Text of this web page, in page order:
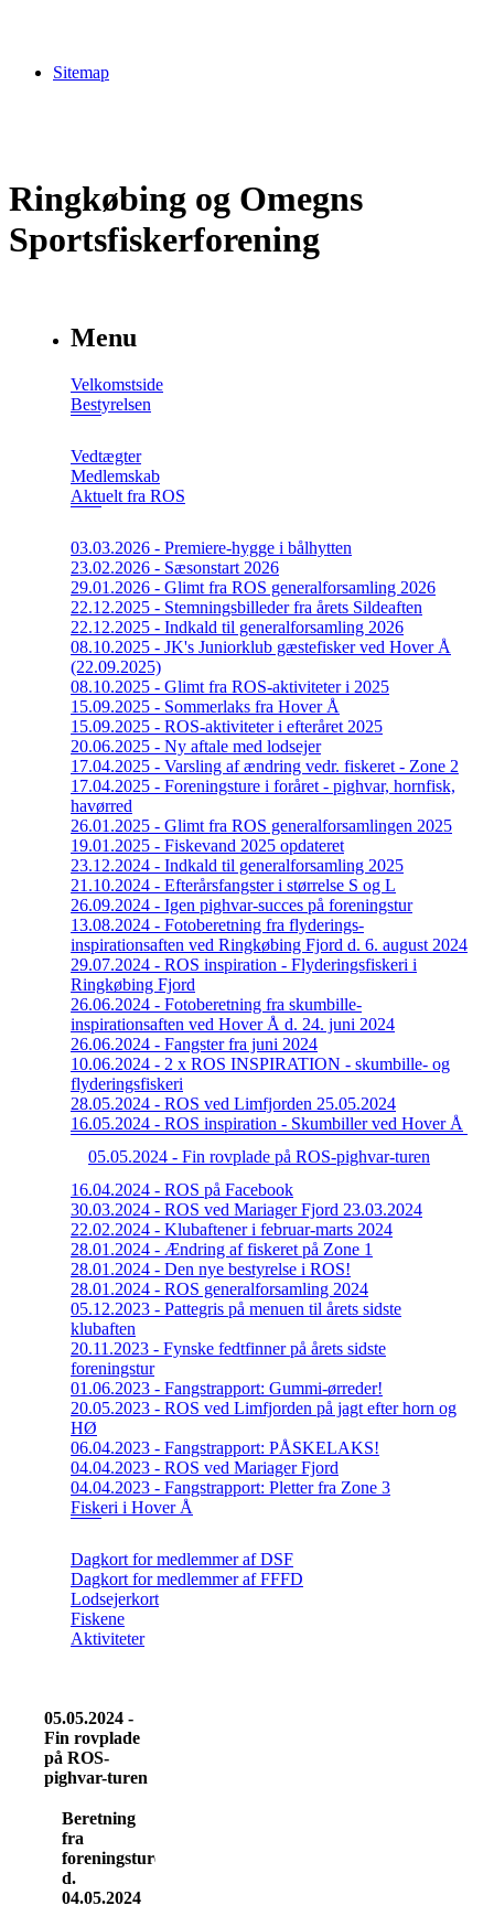
Sitemap
Ringkøbing og Omegns
Sportsfiskerforening
Menu
Velkomstside
Bestyrelsen
Vedtægter
Medlemskab
Aktuelt fra ROS
03.03.2026 - Premiere-hygge i bålhytten
23.02.2026 - Sæsonstart 2026
29.01.2026 - Glimt fra ROS generalforsamling 2026
22.12.2025 - Stemningsbilleder fra årets Sildeaften
22.12.2025 - Indkald til generalforsamling 2026
08.10.2025 - JK's Juniorklub gæstefisker ved Hover Å
(22.09.2025)
08.10.2025 - Glimt fra ROS-aktiviteter i 2025
15.09.2025 - Sommerlaks fra Hover Å
15.09.2025 - ROS-aktiviteter i efteråret 2025
20.06.2025 - Ny aftale med lodsejer
17.04.2025 - Varsling af ændring vedr. fiskeret - Zone 2
17.04.2025 - Foreningsture i foråret - pighvar, hornfisk,
havørred
26.01.2025 - Glimt fra ROS generalforsamlingen 2025
19.01.2025 - Fiskevand 2025 opdateret
23.12.2024 - Indkald til generalforsamling 2025
21.10.2024 - Efterårsfangster i størrelse S og L
26.09.2024 - Igen pighvar-succes på foreningstur
13.08.2024 - Fotoberetning fra flyderings-
inspirationsaften ved Ringkøbing Fjord d. 6. august 2024
29.07.2024 - ROS inspiration - Flyderingsfiskeri i
Ringkøbing Fjord
26.06.2024 - Fotoberetning fra skumbille-
inspirationsaften ved Hover Å d. 24. juni 2024
26.06.2024 - Fangster fra juni 2024
10.06.2024 - 2 x ROS INSPIRATION - skumbille- og
flyderingsfiskeri
28.05.2024 - ROS ved Limfjorden 25.05.2024
16.05.2024 - ROS inspiration - Skumbiller ved Hover Å
05.05.2024 - Fin rovplade på ROS-pighvar-turen
16.04.2024 - ROS på Facebook
30.03.2024 - ROS ved Mariager Fjord 23.03.2024
22.02.2024 - Klubaftener i februar-marts 2024
28.01.2024 - Ændring af fiskeret på Zone 1
28.01.2024 - Den nye bestyrelse i ROS!
28.01.2024 - ROS generalforsamling 2024
05.12.2023 - Pattegris på menuen til årets sidste
klubaften
20.11.2023 - Fynske fedtfinner på årets sidste
foreningstur
01.06.2023 - Fangstrapport: Gummi-ørreder!
20.05.2023 - ROS ved Limfjorden på jagt efter horn og
HØ
06.04.2023 - Fangstrapport: PÅSKELAKS!
04.04.2023 - ROS ved Mariager Fjord
04.04.2023 - Fangstrapport: Pletter fra Zone 3
Fiskeri i Hover Å
Dagkort for medlemmer af DSF
Dagkort for medlemmer af FFFD
Lodsejerkort
Fiskene
Aktiviteter
05.05.2024 -
Fin rovplade
på ROS-
pighvar-turen
Beretning
fra
foreningsturen
d.
04.05.2024